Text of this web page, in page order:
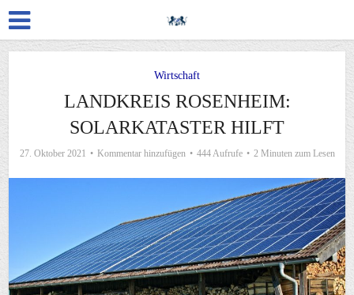
Wirtschaft
LANDKREIS ROSENHEIM:
SOLARKATASTER HILFT
27. Oktober 2021 Kommentar hinzufügen 444 Aufrufe 2 Minuten zum Lesen